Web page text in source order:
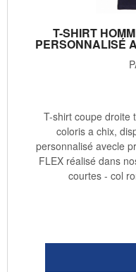
T-SHIRT
PERSONNALISÉ
T-shirt coupe droite
coloris a chix,
personnalisé avecle
FLEX réalisé dans
courtes - col